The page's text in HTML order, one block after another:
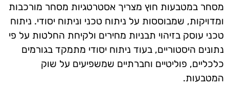
מסחר במטבעות חוץ מצריך אסטרטגיות מסחר מורכבות
ומדויקות, שמבוססות על ניתוח טכני וניתוח יסודי. ניתוח
טכני עוסק בזיהוי תבניות מחירים ולקיחת החלטות על פי
נתונים היסטוריים, בעוד ניתוח יסודי מתמקד בגורמים
כלכליים, פוליטיים וחברתיים שמשפיעים על שוק
המטבעות.